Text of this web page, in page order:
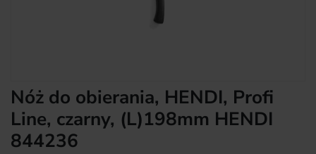
Nóż do obierania, HENDI, Profi
Line, czarny, (L)198mm HENDI
844236